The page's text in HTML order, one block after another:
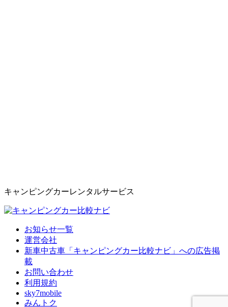
キャンピングカーレンタルサービス
お知らせ一覧
運営会社
新車中古車「キャンピングカー比較ナビ」への広告掲
載
お問い合わせ
利用規約
sky7mobile
みんトク